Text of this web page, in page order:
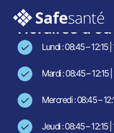
Horaires
Lundi : 08:45 – 12:15
Mardi : 08:45 – 12:15
Mercredi : 08:45 –
Jeudi : 08:45 – 12:15 |